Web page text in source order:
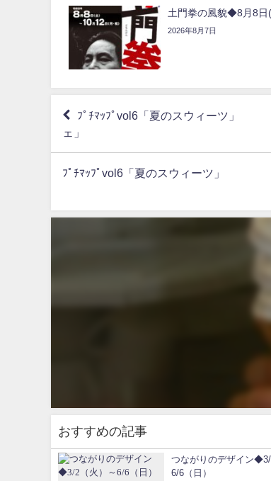
土門拳の風貌◆8月8日
2026年8月7日
ﾌﾟﾁﾏｯﾌﾟvol6「夏のスウ
ェ」
ﾌﾟﾁﾏｯﾌﾟvol6「夏のスウィ
おすすめの記事
つながりのデザイン◆3/
6/6（日）